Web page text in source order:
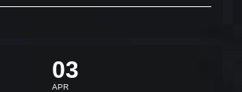
03
APR